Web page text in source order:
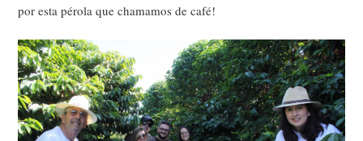
por esta pérola que chamamos de café!